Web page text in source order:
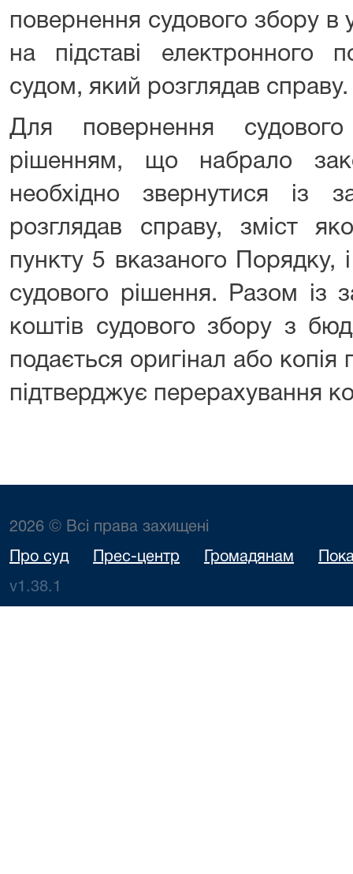
повернення судового збору в
на підставі електронного
судом, який розглядав справу.
Для повернення
рішенням, що набрало
необхідно звернутися із
розглядав справу, зміст
пункту 5 вказаного Порядку,
судового рішення. Разом із
коштів судового збору з
подається оригінал або копія
підтверджує перерахування
2026 © Всі права захищені
Про суд Прес-центр Громадянам
v1.38.1